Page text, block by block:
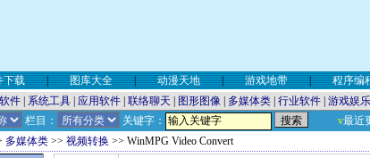
下载 | 图库大全 | 动漫天地 | 游戏地带 | 程序编
件 系统工具 应用软件 联络聊天 图形图像 多媒体类 行业软件 游戏娱乐
栏目： 关键字： v最近
多媒体类 >> 视频转换 >> WinMPG Video Convert